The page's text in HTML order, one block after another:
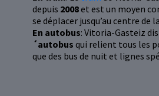
depuis 2008et est un moyen
se déplacer jusqu’au centre de
En autobus: Vitoria-Gasteiz
´autobus qui relient tous les
que des bus de nuit et lignes